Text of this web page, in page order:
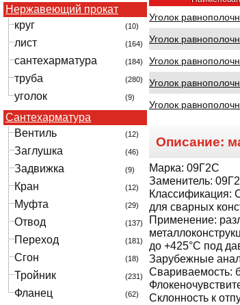
Нержавеющий прокат
круг
(10)
лист (164)
сантехарматура (184)
труба (280)
уголок (9)
Сантехарматура
Вентиль
(12)
Заглушка (46)
Задвижка (9)
Кран (12)
Муфта (29)
Отвод (137)
Переход (181)
Сгон (18)
Тройник (231)
Фланец (62)
Уголок
Уголок
Уголок
Уголок
Уголок
Описание:
Марка: 09Г2С
Заменитель:
Классификация:
для сварных
Применение:
до +425°С под
Зарубежные
Свариваемость:
Склонность к